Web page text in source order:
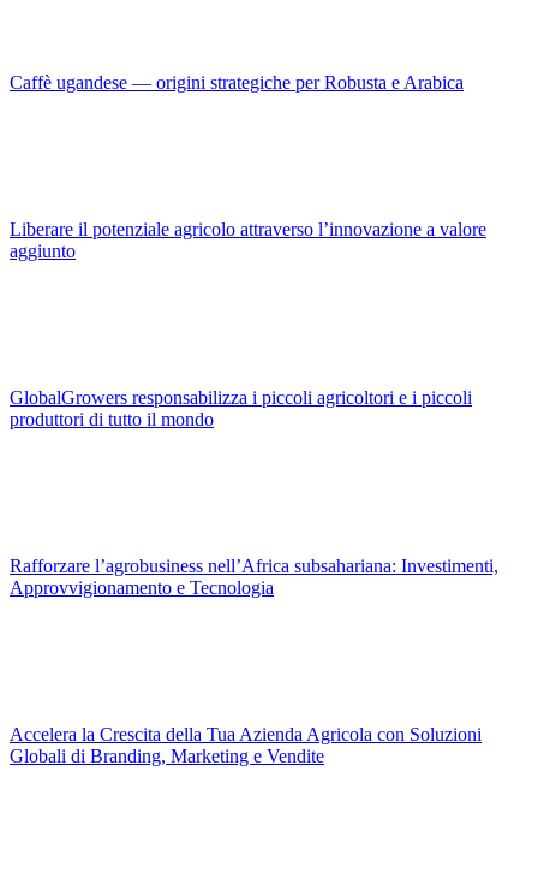
Caffè ugandese — origini strategiche per Robusta e Arabica
Liberare il potenziale agricolo attraverso l’innovazione a valore
aggiunto
GlobalGrowers responsabilizza i piccoli agricoltori e i piccoli
produttori di tutto il mondo
Rafforzare l’agrobusiness nell’Africa subsahariana: Investimenti,
Approvvigionamento e Tecnologia
Accelera la Crescita della Tua Azienda Agricola con Soluzioni
Globali di Branding, Marketing e Vendite